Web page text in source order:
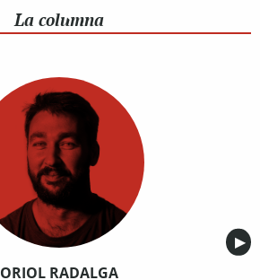
La columna
▶︎
ORIOL RADALGA